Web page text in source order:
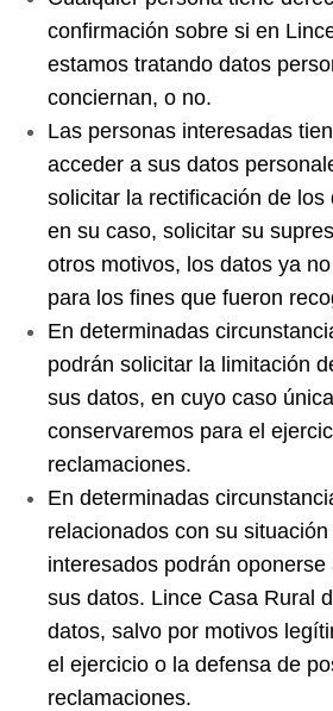
confirmación sobre si en
estamos tratando datos
conciernan, o no.
Las personas interesadas
acceder a sus datos
solicitar la rectificación de los
en su caso, solicitar su
otros motivos, los datos ya
para los fines que fueron
En determinadas
podrán solicitar la limitación
sus datos, en cuyo caso
conservaremos para el
reclamaciones.
En determinadas
relacionados con su
interesados podrán
sus datos. Lince Casa Rural
datos, salvo por motivos
el ejercicio o la defensa de
reclamaciones.